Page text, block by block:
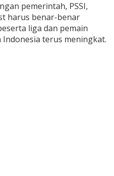
pemerintah, PSSI,
harus benar-benar
liga dan pemain
terus meningkat.